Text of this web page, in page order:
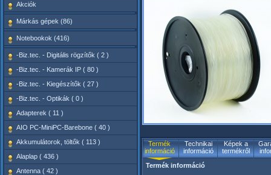
Akciók
Márkás gépek (86)
Notebookok (416)
-Biz.tec. - Digitális rögzítők ( 2 )
-Biz.tec. - Kamerák IP ( 80 )
-Biz.tec. - Kiegészítők ( 27 )
-Biz.tec. - Optikák ( 0 )
Adapterek ( 11 )
AIO PC-MiniPC-Barebone ( 40 )
Akkumulátorok, töltők ( 113 )
Alaplap ( 436 )
Antenna ( 42 )
Termék
információ
Technikai
információ
Képek a
termékről
Termék információ